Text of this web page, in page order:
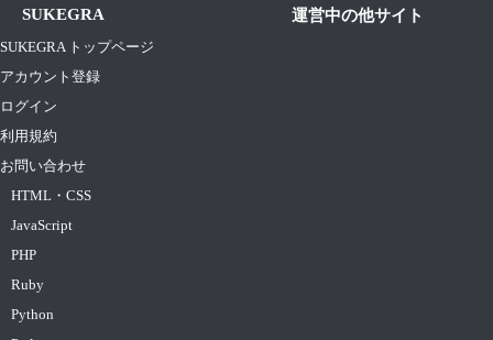
SUKEGRA 運営中の他サイト
SUKEGRA トップページ
アカウント登録
ログイン
利用規約
お問い合わせ
HTML・CSS
JavaScript
PHP
Ruby
Python